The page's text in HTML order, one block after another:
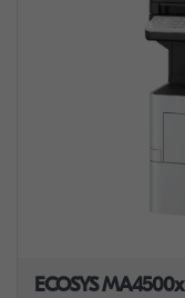
ECOSYS MA4500x